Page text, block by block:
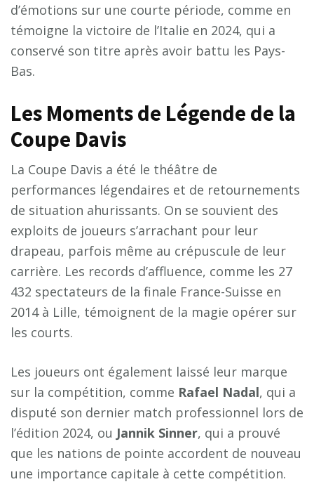
d’émotions sur une courte période, comme en
témoigne la victoire de l’Italie en 2024, qui a
conservé son titre après avoir battu les Pays-
Bas.
Les Moments de Légende de la
Coupe Davis
La Coupe Davis a été le théâtre de
performances légendaires et de retournements
de situation ahurissants. On se souvient des
exploits de joueurs s’arrachant pour leur
drapeau, parfois même au crépuscule de leur
carrière. Les records d’affluence, comme les 27
432 spectateurs de la finale France-Suisse en
2014 à Lille, témoignent de la magie opérer sur
les courts.
Les joueurs ont également laissé leur marque
sur la compétition, comme Rafael Nadal, qui a
disputé son dernier match professionnel lors de
l’édition 2024, ou Jannik Sinner, qui a prouvé
que les nations de pointe accordent de nouveau
une importance capitale à cette compétition.